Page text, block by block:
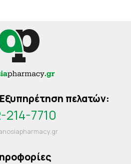
πελατών:
214-7710